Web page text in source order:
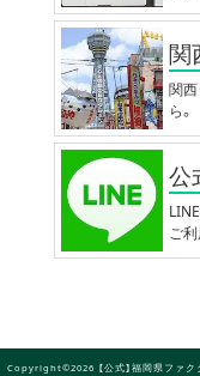
関
関
ら。
公
ご
Copyright©2026 【公式】福岡県ファ